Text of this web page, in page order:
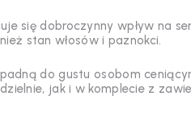
się dobroczynny wpływ na
stan włosów i paznokci.
do gustu osobom
jak i w komplecie z